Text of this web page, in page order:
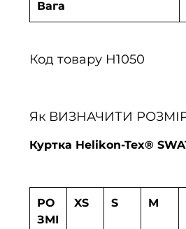
Вага
Код товару H1050
Як ВИЗНАЧИТИ
Куртка Helikon-Tex®
РО
ЗМІ
XS S M